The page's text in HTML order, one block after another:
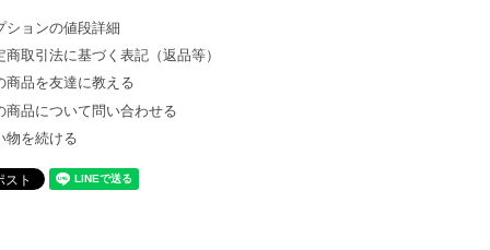
ションの値段詳細
商取引法に基づく表記（返品等）
商品を友達に教える
商品について問い合わせる
物を続ける